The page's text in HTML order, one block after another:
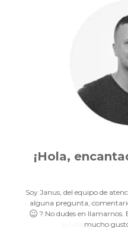
¡Hola,
Soy Janus, del equipo de
alguna pregunta,
? No dudes en
mucho